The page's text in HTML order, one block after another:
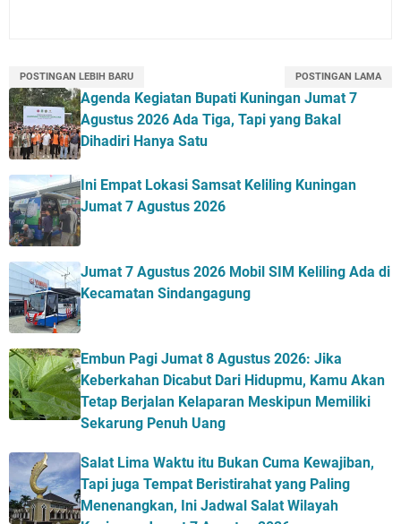
POSTINGAN LEBIH BARU POSTINGAN LAMA
Agenda Kegiatan Bupati Kuningan Jumat 7
Agustus 2026 Ada Tiga, Tapi yang Bakal
Dihadiri Hanya Satu
Ini Empat Lokasi Samsat Keliling Kuningan
Jumat 7 Agustus 2026
Jumat 7 Agustus 2026 Mobil SIM Keliling Ada di
Kecamatan Sindangagung
Embun Pagi Jumat 8 Agustus 2026: Jika
Keberkahan Dicabut Dari Hidupmu, Kamu Akan
Tetap Berjalan Kelaparan Meskipun Memiliki
Sekarung Penuh Uang
Salat Lima Waktu itu Bukan Cuma Kewajiban,
Tapi juga Tempat Beristirahat yang Paling
Menenangkan, Ini Jadwal Salat Wilayah